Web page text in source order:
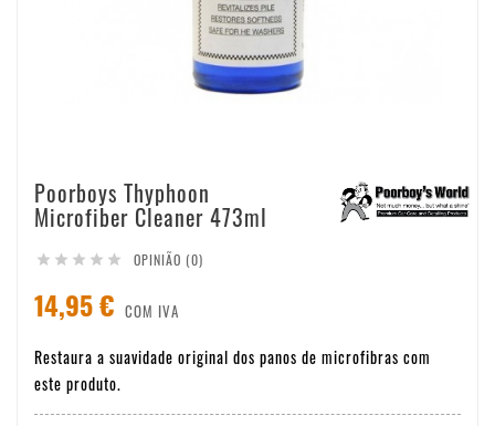
Poorboys Thyphoon
Microfiber Cleaner 473ml
     OPINIÃO (0)
14,95 € COM IVA
Restaura a suavidade original dos panos de microfibras com
este produto.